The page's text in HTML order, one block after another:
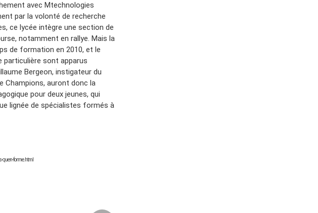
avec Mtechnologies
par la volonté de recherche
ce lycée intègre une section de
notamment en rallye. Mais la
de formation en 2010, et le
sont apparus
Bergeon, instigateur du
Champions, auront donc la
pour deux jeunes, qui
lignée de spécialistes formés à
quen-forme.html